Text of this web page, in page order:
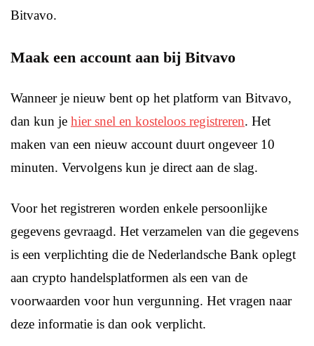
Bitvavo.
Maak een account aan bij Bitvavo
Wanneer je nieuw bent op het platform van Bitvavo,
dan kun je hier snel en kosteloos registreren. Het
maken van een nieuw account duurt ongeveer 10
minuten. Vervolgens kun je direct aan de slag.
Voor het registreren worden enkele persoonlijke
gegevens gevraagd. Het verzamelen van die gegevens
is een verplichting die de Nederlandsche Bank oplegt
aan crypto handelsplatformen als een van de
voorwaarden voor hun vergunning. Het vragen naar
deze informatie is dan ook verplicht.